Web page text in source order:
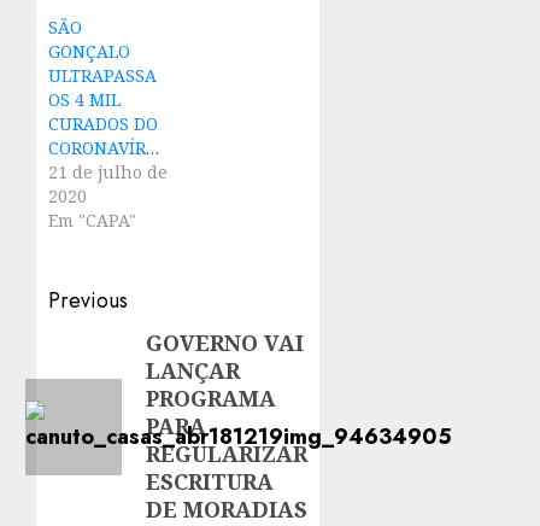
SÃO
GONÇALO
ULTRAPASSA
OS 4 MIL
CURADOS DO
CORONAVÍRUS
21 de julho de
2020
Em "CAPA"
Post
navigation
Previous
post:
GOVERNO VAI
LANÇAR
PROGRAMA
PARA
REGULARIZAR
ESCRITURA
DE MORADIAS